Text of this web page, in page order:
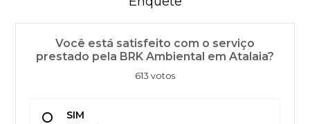
Você está satisfeito com o serviço
prestado pela BRK Ambiental em Atalaia?
613 votos
SIM